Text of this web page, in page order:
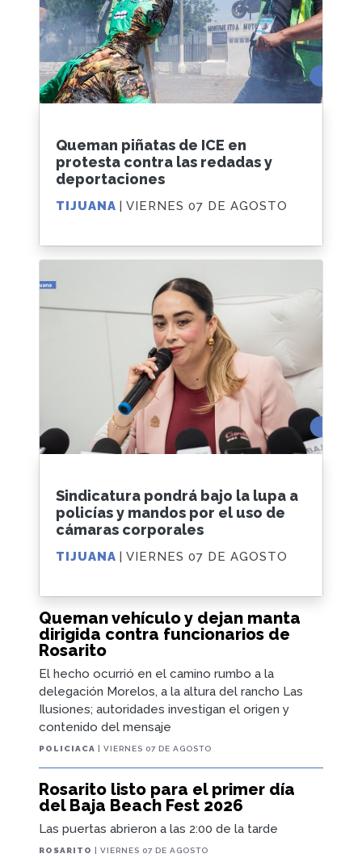
Queman vehículo y dejan manta
dirigida contra funcionarios de
Rosarito
El hecho ocurrió en el camino rumbo a la
delegación Morelos, a la altura del rancho Las
Ilusiones; autoridades investigan el origen y
contenido del mensaje
POLICIACA | VIERNES 07 DE AGOSTO
Rosarito listo para el primer día
del Baja Beach Fest 2026
Las puertas abrieron a las 2:00 de la tarde
ROSARITO | VIERNES 07 DE AGOSTO
Queman piñatas de ICE en
protesta contra las redadas y
deportaciones
TIJUANA | VIERNES 07 DE AGOSTO
Sindicatura pondrá bajo la lupa a
policías y mandos por el uso de
cámaras corporales
TIJUANA | VIERNES 07 DE AGOSTO